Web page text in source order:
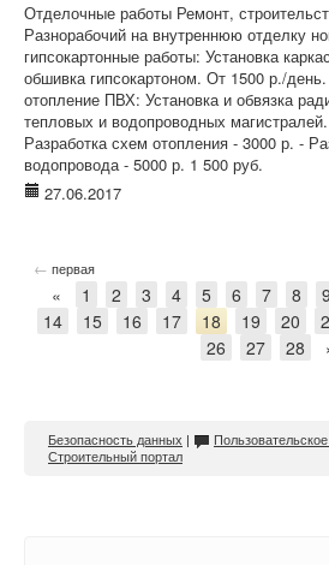
Отделочные работы Ремонт,
Разнорабочий на внутреннюю отделку
гипсокартонные работы: Установка
обшивка гипсокартоном. От 1500 р./
отопление ПВХ: Установка и обвязка
тепловых и водопроводных
Разработка схем отопления - 3000 р. -
водопровода - 5000 р. 1 500 руб.
27.06.2017
← первая
« 1 2 3 4 5 6 7 8 9
14
15 16 17 18 19 20
26
27 28
Безопасность данных |
Строительный портал